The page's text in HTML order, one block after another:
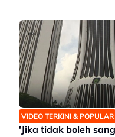
VIDEO TERKINI & POPULAR
'Jika tidak boleh